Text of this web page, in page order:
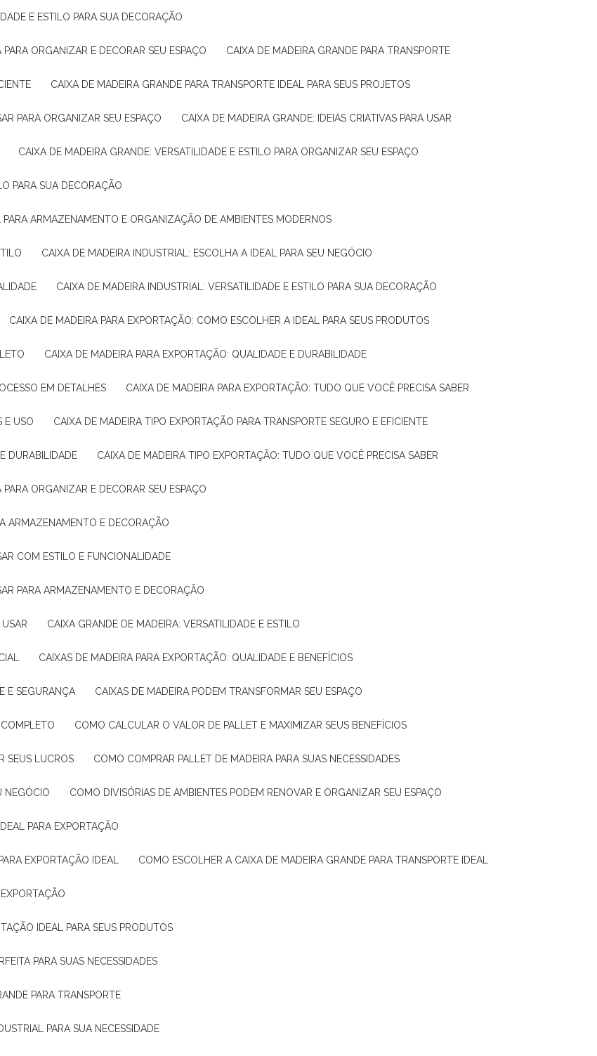
E ESTILO PARA SUA DECORAÇÃO
ORGANIZAR E DECORAR SEU ESPAÇO CAIXA DE MADEIRA GRANDE PARA TRANSPORTE
CAIXA DE MADEIRA GRANDE PARA TRANSPORTE IDEAL PARA SEUS PROJETOS
PARA ORGANIZAR SEU ESPAÇO CAIXA DE MADEIRA GRANDE: IDEIAS CRIATIVAS PARA USAR
CAIXA DE MADEIRA GRANDE: VERSATILIDADE E ESTILO PARA ORGANIZAR SEU ESPAÇO
PARA SUA DECORAÇÃO
PARA ARMAZENAMENTO E ORGANIZAÇÃO DE AMBIENTES MODERNOS
CAIXA DE MADEIRA INDUSTRIAL: ESCOLHA A IDEAL PARA SEU NEGÓCIO
CAIXA DE MADEIRA INDUSTRIAL: VERSATILIDADE E ESTILO PARA SUA DECORAÇÃO
CAIXA DE MADEIRA PARA EXPORTAÇÃO: COMO ESCOLHER A IDEAL PARA SEUS PRODUTOS
CAIXA DE MADEIRA PARA EXPORTAÇÃO: QUALIDADE E DURABILIDADE
EM DETALHES CAIXA DE MADEIRA PARA EXPORTAÇÃO: TUDO QUE VOCÊ PRECISA SABER
E USO CAIXA DE MADEIRA TIPO EXPORTAÇÃO PARA TRANSPORTE SEGURO E EFICIENTE
DURABILIDADE CAIXA DE MADEIRA TIPO EXPORTAÇÃO: TUDO QUE VOCÊ PRECISA SABER
ORGANIZAR E DECORAR SEU ESPAÇO
ARMAZENAMENTO E DECORAÇÃO
COM ESTILO E FUNCIONALIDADE
PARA ARMAZENAMENTO E DECORAÇÃO
CAIXA GRANDE DE MADEIRA: VERSATILIDADE E ESTILO
CAIXAS DE MADEIRA PARA EXPORTAÇÃO: QUALIDADE E BENEFÍCIOS
E SEGURANÇA CAIXAS DE MADEIRA PODEM TRANSFORMAR SEU ESPAÇO
COMPLETO COMO CALCULAR O VALOR DE PALLET E MAXIMIZAR SEUS BENEFÍCIOS
SEUS LUCROS COMO COMPRAR PALLET DE MADEIRA PARA SUAS NECESSIDADES
NEGÓCIO COMO DIVISÓRIAS DE AMBIENTES PODEM RENOVAR E ORGANIZAR SEU ESPAÇO
PARA EXPORTAÇÃO
EXPORTAÇÃO IDEAL COMO ESCOLHER A CAIXA DE MADEIRA GRANDE PARA TRANSPORTE IDEAL
IDEAL PARA SEUS PRODUTOS
PARA SUAS NECESSIDADES
PARA TRANSPORTE
PARA SUA NECESSIDADE